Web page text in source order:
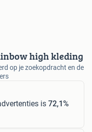
high kleding
op je zoekopdracht en de
is 72,1%